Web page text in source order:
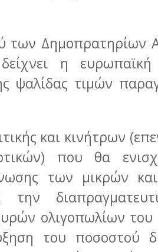
Δημοπρατηρίων
η ευρωπαϊκή
ψαλίδας τιμών
και κινήτρων
που θα
των μικρών
ολιγοπωλίων του
του ποσοστού